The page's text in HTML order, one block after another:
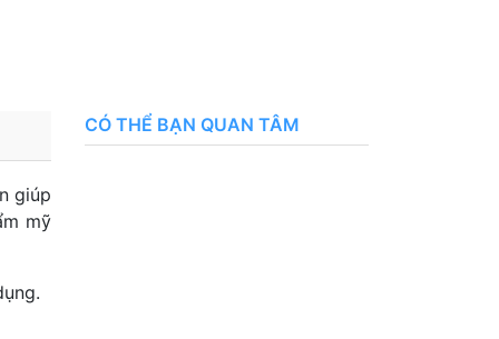
giúp
mỹ
CÓ THỂ BẠN QUAN TÂM